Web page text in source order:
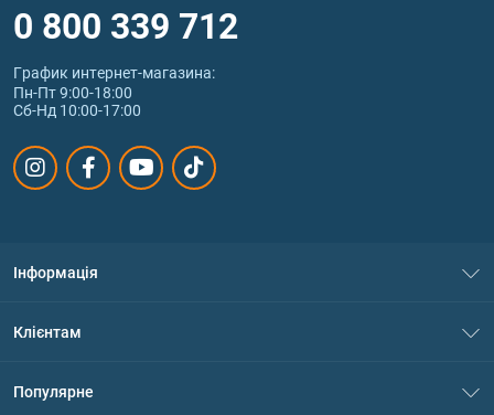
0 800 339 712
График интернет‑магазина:
Пн-Пт 9:00-18:00
Сб-Нд 10:00-17:00
Інформація
Політика конфіденційності
Клієнтам
Популярне